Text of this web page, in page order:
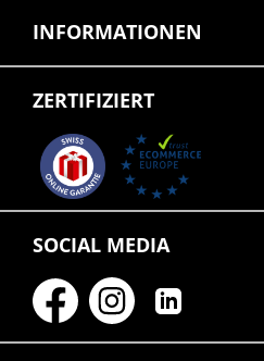
INFORMATIONEN
ZERTIFIZIERT
SOCIAL MEDIA